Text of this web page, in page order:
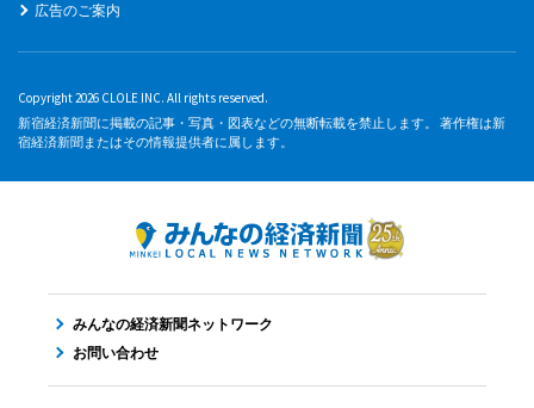
広告のご案内
Copyright 2026 CLOLE INC. All rights reserved.
新宿経済新聞に掲載の記事・写真・図表などの無断転載を禁止します。 著作権は新
宿経済新聞またはその情報提供者に属します。
みんなの経済新聞ネットワーク
お問い合わせ